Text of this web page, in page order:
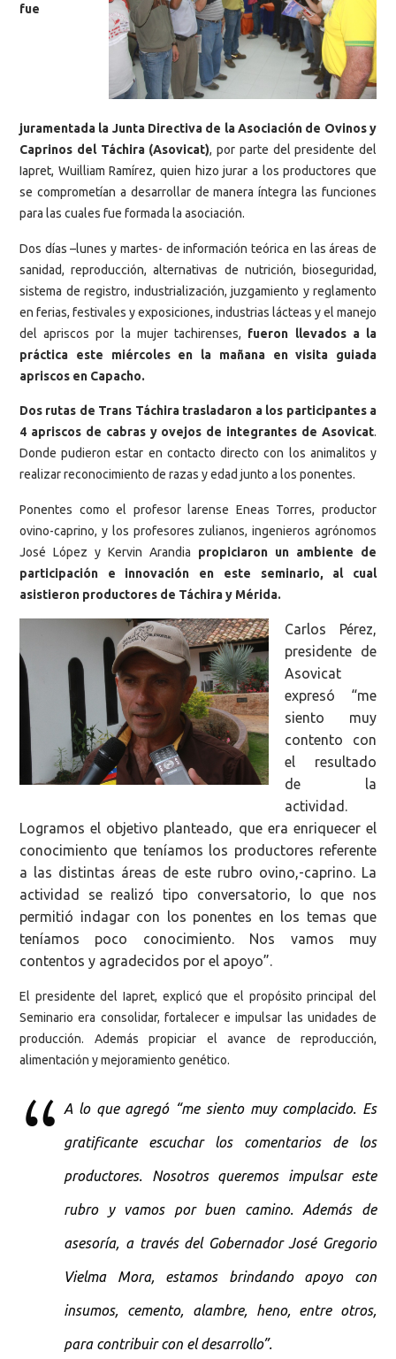
fue
juramentada la Junta Directiva de la Asociación de Ovinos y
Caprinos del Táchira (Asovicat), por parte del presidente del
Iapret, Wuilliam Ramírez, quien hizo jurar a los productores que
se comprometían a desarrollar de manera íntegra las funciones
para las cuales fue formada la asociación.
Dos días –lunes y martes- de información teórica en las áreas de
sanidad, reproducción, alternativas de nutrición, bioseguridad,
sistema de registro, industrialización, juzgamiento y reglamento
en ferias, festivales y exposiciones, industrias lácteas y el manejo
del apriscos por la mujer tachirenses, fueron llevados a la
práctica este miércoles en la mañana en visita guiada
apriscos en Capacho.
Dos rutas de Trans Táchira trasladaron a los participantes a
4 apriscos de cabras y ovejos de integrantes de Asovicat.
Donde pudieron estar en contacto directo con los animalitos y
realizar reconocimiento de razas y edad junto a los ponentes.
Ponentes como el profesor larense Eneas Torres, productor
ovino-caprino, y los profesores zulianos, ingenieros agrónomos
José López y Kervin Arandia propiciaron un ambiente de
participación e innovación en este seminario, al cual
asistieron productores de Táchira y Mérida.
Carlos Pérez,
presidente de
Asovicat
expresó “me
siento muy
contento con
el resultado
de la
actividad.
Logramos el objetivo planteado, que era enriquecer el
conocimiento que teníamos los productores referente
a las distintas áreas de este rubro ovino,-caprino. La
actividad se realizó tipo conversatorio, lo que nos
permitió indagar con los ponentes en los temas que
teníamos poco conocimiento. Nos vamos muy
contentos y agradecidos por el apoyo”.
El presidente del Iapret, explicó que el propósito principal del
Seminario era consolidar, fortalecer e impulsar las unidades de
producción. Además propiciar el avance de reproducción,
alimentación y mejoramiento genético.
A lo que agregó “me siento muy complacido. Es
gratificante escuchar los comentarios de los
productores. Nosotros queremos impulsar este
rubro y vamos por buen camino. Además de
asesoría, a través del Gobernador José Gregorio
Vielma Mora, estamos brindando apoyo con
insumos, cemento, alambre, heno, entre otros,
para contribuir con el desarrollo”.